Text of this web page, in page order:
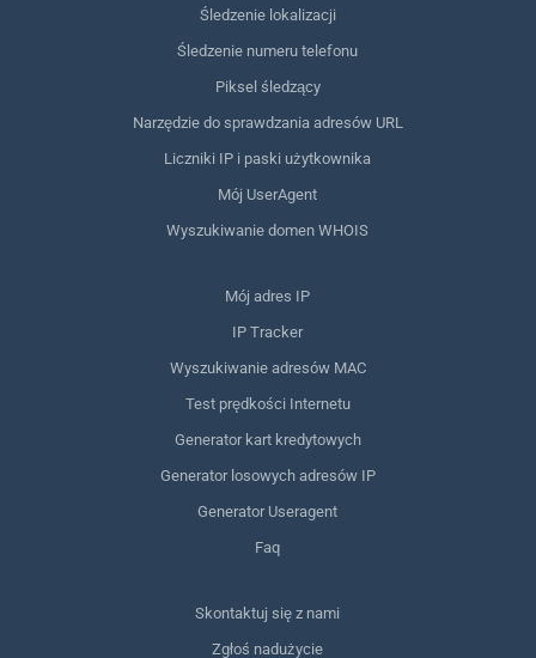
Śledzenie lokalizacji
Śledzenie numeru telefonu
Piksel śledzący
Narzędzie do sprawdzania adresów URL
Liczniki IP i paski użytkownika
Mój UserAgent
Wyszukiwanie domen WHOIS
Mój adres IP
IP Tracker
Wyszukiwanie adresów MAC
Test prędkości Internetu
Generator kart kredytowych
Generator losowych adresów IP
Generator Useragent
Faq
Skontaktuj się z nami
Zgłoś nadużycie